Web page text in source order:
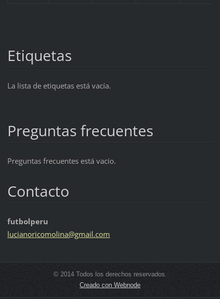
Etiquetas
La lista de etiquetas está vacía.
Preguntas frecuentes
Preguntas frecuentes está vacío.
Contacto
futbolperu
lucianoricomolina@gmail.com
© 2014 Todos los derechos reservados.
Creado con Webnode